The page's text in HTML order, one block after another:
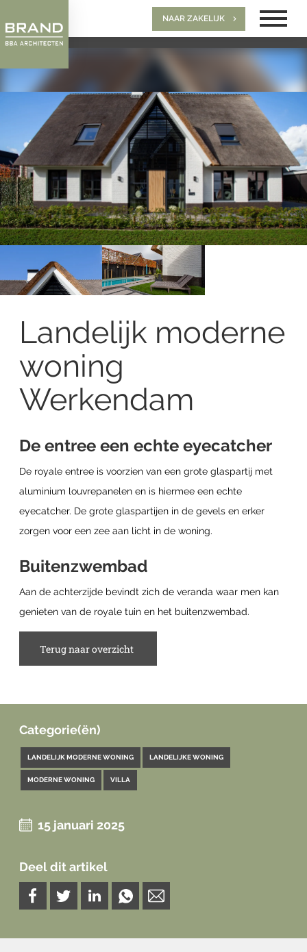
NAAR ZAKELIJK
Landelijk moderne
woning
Werkendam
De entree een echte eyecatcher
De royale entree is voorzien van een grote glaspartij met
aluminium louvrepanelen en is hiermee een echte
eyecatcher. De grote glaspartijen in de gevels en erker
zorgen voor een zee aan licht in de woning.
Buitenzwembad
Aan de achterzijde bevindt zich de veranda waar men kan
genieten van de royale tuin en het buitenzwembad.
Terug naar overzicht
Categorie(ën)
LANDELIJK MODERNE WONING LANDELIJKE WONING
MODERNE WONING VILLA
15 januari 2025
Deel dit artikel